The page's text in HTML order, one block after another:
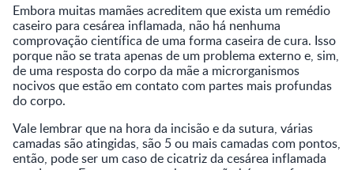
Embora muitas mamães acreditem que exista um remédio
caseiro para cesárea inflamada, não há nenhuma
comprovação científica de uma forma caseira de cura. Isso
porque não se trata apenas de um problema externo e, sim,
de uma resposta do corpo da mãe a microrganismos
nocivos que estão em contato com partes mais profundas
do corpo.
Vale lembrar que na hora da incisão e da sutura, várias
camadas são atingidas, são 5 ou mais camadas com pontos,
então, pode ser um caso de cicatriz da cesárea inflamada